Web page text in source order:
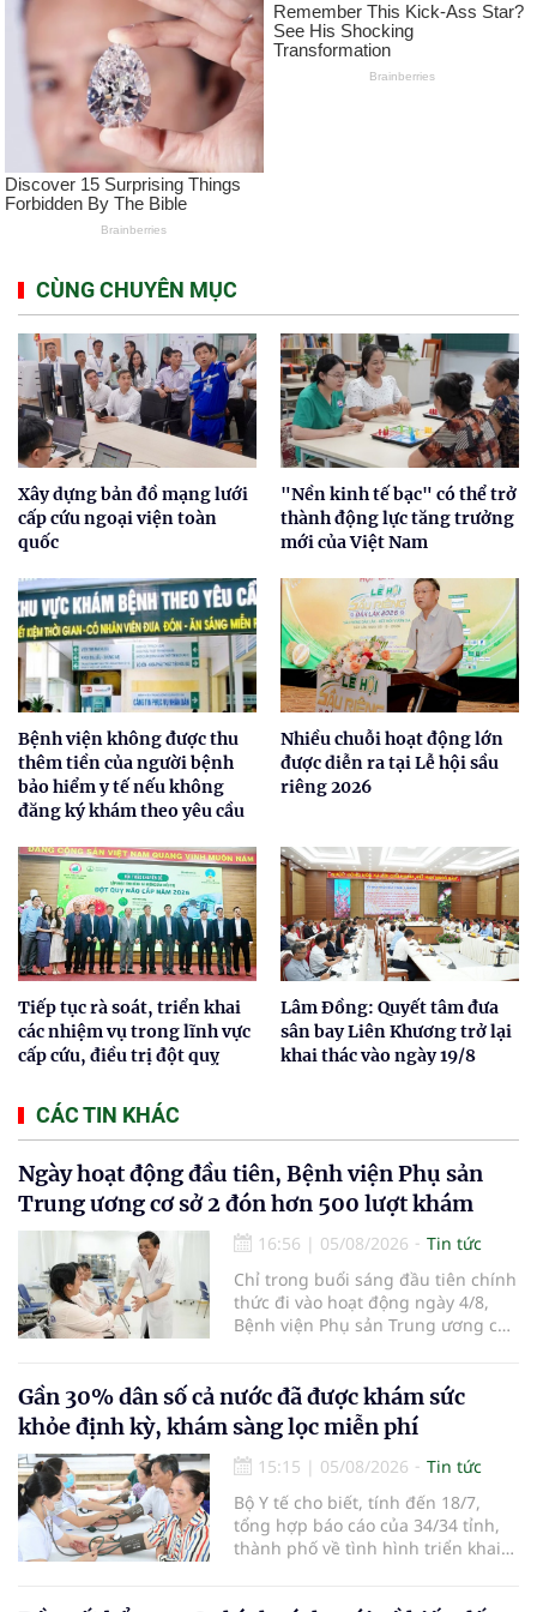
CÙNG CHUYÊN MỤC
Xây dựng bản đồ mạng lưới
cấp cứu ngoại viện toàn
quốc
"Nền kinh tế bạc" có thể trở
thành động lực tăng trưởng
mới của Việt Nam
Bệnh viện không được thu
thêm tiền của người bệnh
bảo hiểm y tế nếu không
đăng ký khám theo yêu cầu
Nhiều chuỗi hoạt động lớn
được diễn ra tại Lễ hội sầu
riêng 2026
Tiếp tục rà soát, triển khai
các nhiệm vụ trong lĩnh vực
cấp cứu, điều trị đột quỵ
Lâm Đồng: Quyết tâm đưa
sân bay Liên Khương trở lại
khai thác vào ngày 19/8
CÁC TIN KHÁC
Ngày hoạt động đầu tiên, Bệnh viện Phụ sản
Trung ương cơ sở 2 đón hơn 500 lượt khám
16:56 | 05/08/2026
Tin tức
Chỉ trong buổi sáng đầu tiên chính
thức đi vào hoạt động ngày 4/8,
Bệnh viện Phụ sản Trung ương cơ
em bé đầu tiên chào đời.
Gần 30% dân số cả nước đã được khám sức
khỏe định kỳ, khám sàng lọc miễn phí
15:15 | 05/08/2026
Tin tức
Bộ Y tế cho biết, tính đến 18/7,
tổng hợp báo cáo của 34/34 tỉnh,
thành phố về tình hình triển khai